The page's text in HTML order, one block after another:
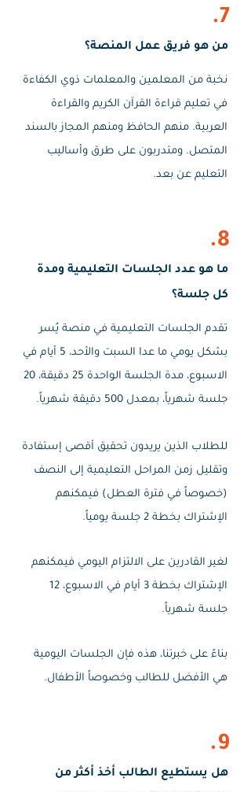
7.
من هو فريق عمل المنصة؟
نخبة من المعلمين والمعلمات ذوي الكفاءة
في تعليم قراءة القرآن الكريم والقراءة
العربية. منهم الحافظ ومنهم المجاز بالسند
المتصل. ومتدربون على طرق وأساليب
التعليم عن بعد.
8.
ما هو عدد الجلسات التعليمية ومدة
كل جلسة؟
تقدم الجلسات التعليمية في منصة يُسر
بشكل يومي ما عدا السبت والأحد، 5 أيام في
الاسبوع، مدة الجلسة الواحدة 25 دقيقة، 20
جلسة شهرياً، بمعدل 500 دقيقة شهرياً.
للطلاب الذين يريدون تحقيق أقصى إستفادة
وتقليل زمن المراحل التعليمية إلى النصف
(خصوصاً في فترة العطل) فيمكنهم
الإشتراك بخطة 2 جلسة يومياً.
لغير القادرين على الالتزام اليومي فيمكنهم
الإشتراك بخطة 3 أيام في الاسبوع، 12
جلسة شهرياً.
بناءً على خبرتنا، هذه فإن الجلسات اليومية
هي الأفضل للطالب وخصوصاً الأطفال.
9.
هل يستطيع الطالب أخذ أكثر من